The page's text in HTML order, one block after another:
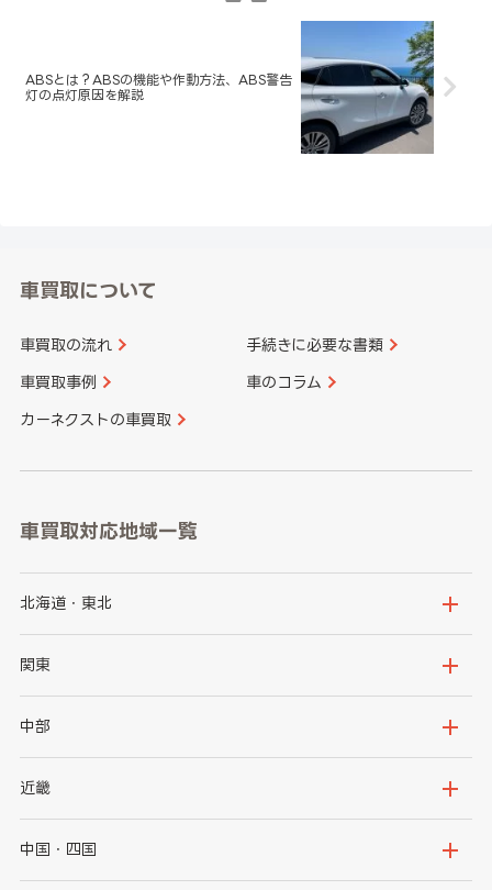
ABSとは？ABSの機能や作動方法、ABS警告
灯の点灯原因を解説
車買取について
車買取の流れ 手続きに必要な書類
車買取事例 車のコラム
カーネクストの車買取
車買取対応地域一覧
北海道・東北
北海道
岩手県
秋田県
関東
茨城県
群馬県
千葉県
中部
新潟県
石川県
近畿
大阪府
中国・四国